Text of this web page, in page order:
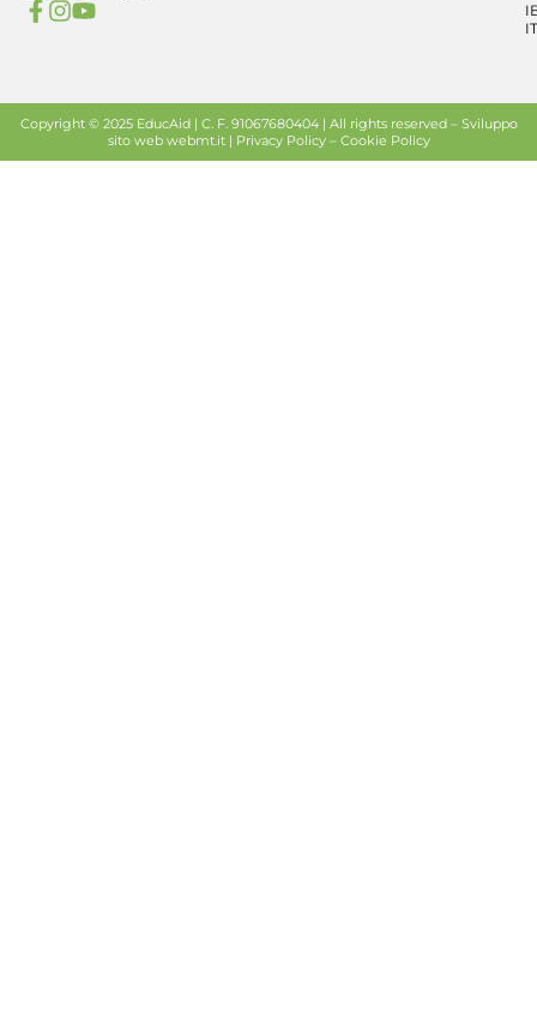
Copyright © 2025 EducAid | C. F. 91067680404 | All rights reserved – Sviluppo
sito webwebmt.it | Privacy Policy– Cookie Policy